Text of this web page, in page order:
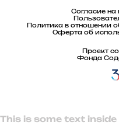
Согласие на
Политика в отношении
Оферта об
Проект
Фонда
This is some text